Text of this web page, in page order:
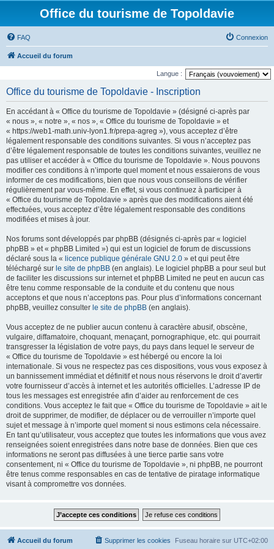
Office du tourisme de Topoldavie
FAQ Connexion
Accueil du forum
Langue :
Office du tourisme de Topoldavie - Inscription
En accédant à « Office du tourisme de Topoldavie » (désigné ci-après par
« nous », « notre », « nos », « Office du tourisme de Topoldavie » et
« https://web1-math.univ-lyon1.fr/prepa-agreg »), vous acceptez d’être
légalement responsable des conditions suivantes. Si vous n’acceptez pas
d’être légalement responsable de toutes les conditions suivantes, veuillez ne
pas utiliser et accéder à « Office du tourisme de Topoldavie ». Nous pouvons
modifier ces conditions à n’importe quel moment et nous essaierons de vous
informer de ces modifications, bien que nous vous conseillons de vérifier
régulièrement par vous-même. En effet, si vous continuez à participer à
« Office du tourisme de Topoldavie » après que des modifications aient été
effectuées, vous acceptez d’être légalement responsable des conditions
modifiées et mises à jour.
Nos forums sont développés par phpBB (désignés ci-après par « logiciel
phpBB » et « phpBB Limited ») qui est un logiciel de forum de discussions
déclaré sous la « licence publique générale GNU 2.0 » et qui peut être
téléchargé sur le site de phpBB (en anglais). Le logiciel phpBB a pour seul but
de faciliter les discussions sur internet et phpBB Limited ne peut en aucun cas
être tenu comme responsable de la conduite et du contenu que nous
acceptons et que nous n’acceptons pas. Pour plus d’informations concernant
phpBB, veuillez consulter le site de phpBB (en anglais).
Vous acceptez de ne publier aucun contenu à caractère abusif, obscène,
vulgaire, diffamatoire, choquant, menaçant, pornographique, etc. qui pourrait
transgresser la législation de votre pays, du pays dans lequel le serveur de
« Office du tourisme de Topoldavie » est hébergé ou encore la loi
internationale. Si vous ne respectez pas ces dispositions, vous vous exposez à
un bannissement immédiat et définitif et nous nous réservons le droit d’avertir
votre fournisseur d’accès à internet et les autorités officielles. L’adresse IP de
tous les messages est enregistrée afin d’aider au renforcement de ces
conditions. Vous acceptez le fait que « Office du tourisme de Topoldavie » ait le
droit de supprimer, de modifier, de déplacer ou de verrouiller n’importe quel
sujet et message à n’importe quel moment si nous estimons cela nécessaire.
En tant qu’utilisateur, vous acceptez que toutes les informations que vous avez
renseignées soient enregistrées dans notre base de données. Bien que ces
informations ne seront pas diffusées à une tierce partie sans votre
consentement, ni « Office du tourisme de Topoldavie », ni phpBB, ne pourront
être tenus comme responsables en cas de tentative de piratage informatique
visant à compromettre vos données.
Accueil du forum Fuseau horaire sur UTC+02:00
Supprimer les cookies